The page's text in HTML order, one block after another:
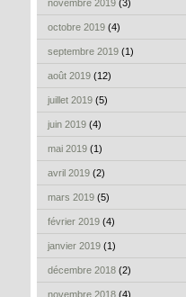
novembre 2019 (3)
octobre 2019 (4)
septembre 2019 (1)
août 2019 (12)
juillet 2019 (5)
juin 2019 (4)
mai 2019 (1)
avril 2019 (2)
mars 2019 (5)
février 2019 (4)
janvier 2019 (1)
décembre 2018 (2)
novembre 2018 (4)